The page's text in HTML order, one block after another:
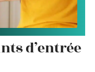
d’entrée